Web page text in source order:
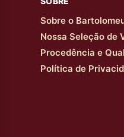
Sobre o
Nossa Seleção de
Procedência e
Política de